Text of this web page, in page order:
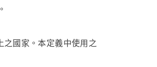
國家。本定義中使用之